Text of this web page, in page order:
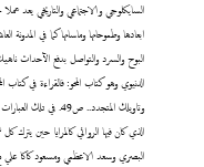
السايكلوجي والاجتماعي والتاريخي يعد
ابعادها وطموحاتها وماساتها كما في
الدنيوي وهو كتاب المحو: فالقراءة في
وتاويلك المتجدد.. ص49.
الذي كان فيها الروائي كالمرايا حين
البصري وسعد الاعظمي ومسعود كاكا علي